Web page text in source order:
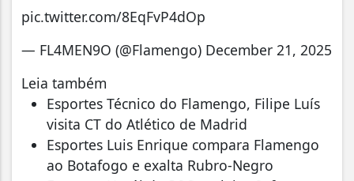
pic.twitter.com/8EqFvP4dOp
— FL4MEN9O (@Flamengo) December 21, 2025
Leia também
Esportes Técnico do Flamengo, Filipe Luís
visita CT do Atlético de Madrid
Esportes Luis Enrique compara Flamengo
ao Botafogo e exalta Rubro-Negro